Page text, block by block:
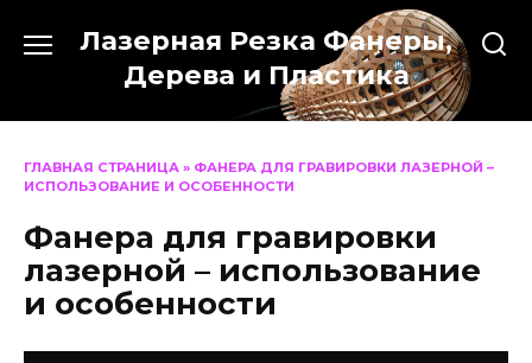
содержанию
Лазерная Резка Фанеры,
Дерева и Пластика
ГЛАВНАЯ СТРАНИЦА » ФАНЕРА ДЛЯ ГРАВИРОВКИ ЛАЗЕРНОЙ –
ИСПОЛЬЗОВАНИЕ И ОСОБЕННОСТИ
Фанера для гравировки
лазерной – использование
и особенности